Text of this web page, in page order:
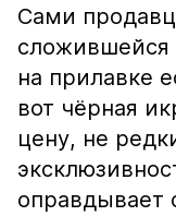
Сами
сложившейся
на прилавке
вот чёрная
цену, не
оправдывает